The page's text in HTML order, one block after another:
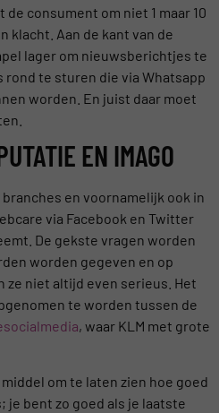
consument om niet 1 maar 10
klacht. Aan de kant van de
lager om nieuwsberichtjes te
rond te sturen die via Whatsapp
worden. En juist daar moet
EN IMAGO
en voornamelijk ook in
via Facebook en Twitter
De gekste vragen worden
worden gegeven en op
niet altijd even serieus. Het
te worden tussen de
, waar KLM met grote
om te laten zien hoe goed
je bent zo goed als je laatste